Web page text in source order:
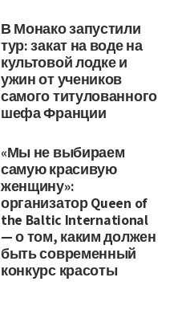
В Монако запустили
тур: закат на воде на
культовой лодке и
ужин от учеников
самого титулованного
шефа Франции
«Мы не выбираем
самую красивую
женщину»:
организатор Queen of
the Baltic International
— о том, каким должен
быть современный
конкурс красоты